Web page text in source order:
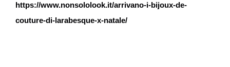
https://www.nonsololook.it/arrivano-i-bijoux-de-
couture-di-larabesque-x-natale/